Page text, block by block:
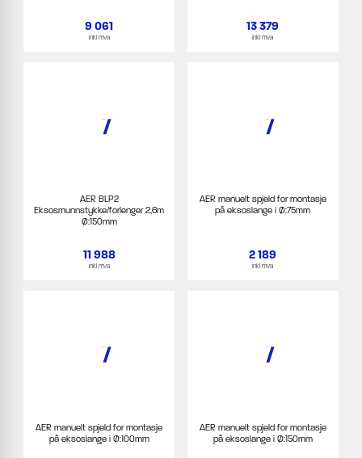
9 061
inkl mva
13 379
inkl mva
AER BLP2
Eksosmunnstykke/forlenger 2,6m
Ø:150mm
11 988
inkl mva
AER manuelt spjeld for montasje
på eksoslange i Ø:75mm
2 189
inkl mva
AER manuelt spjeld for montasje
på eksoslange i Ø:100mm
AER manuelt spjeld for montasje
på eksoslange i Ø:150mm